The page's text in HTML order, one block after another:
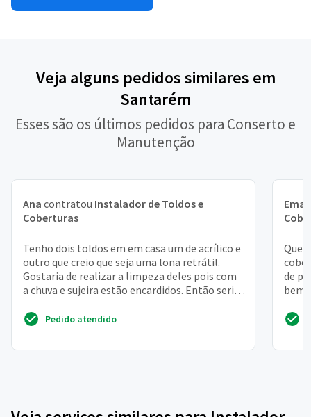
Veja alguns pedidos similares em
Santarém
Esses são os últimos pedidos para Conserto e
Manutenção
Ana contratou Instalador de Toldos e
Coberturas
Tenho dois toldos em em casa um de acrílico e
outro que creio que seja uma lona retrátil.
Gostaria de realizar a limpeza deles pois com
a chuva e sujeira estão encardidos. Então seria
Pedido atendido
de
bem,